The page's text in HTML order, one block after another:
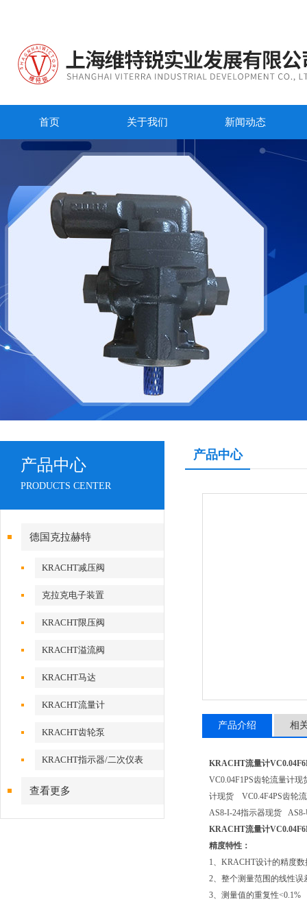
首页 关于我们 新闻动态
产品中心
PRODUCTS CENTER
德国克拉赫特
KRACHT减压阀
克拉克电子装置
KRACHT限压阀
KRACHT溢流阀
KRACHT马达
KRACHT流量计
KRACHT齿轮泵
KRACHT指示器/二次仪表
查看更多
产品中心
产品介绍 相
KRACHT流量计
VC0.04F1PS齿轮流量计
计现货 VC0.4F4PS齿轮
AS8-I-24指示器现货
KRACHT流量计
精度特性：
1、KRACHT设计的精度
2、整个测量范围的线性误
3、测量值的重复性<0.1%